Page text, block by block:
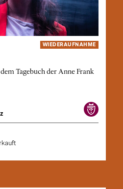
WIEDER­AUFNAHME
Tagebuch der Anne Frank